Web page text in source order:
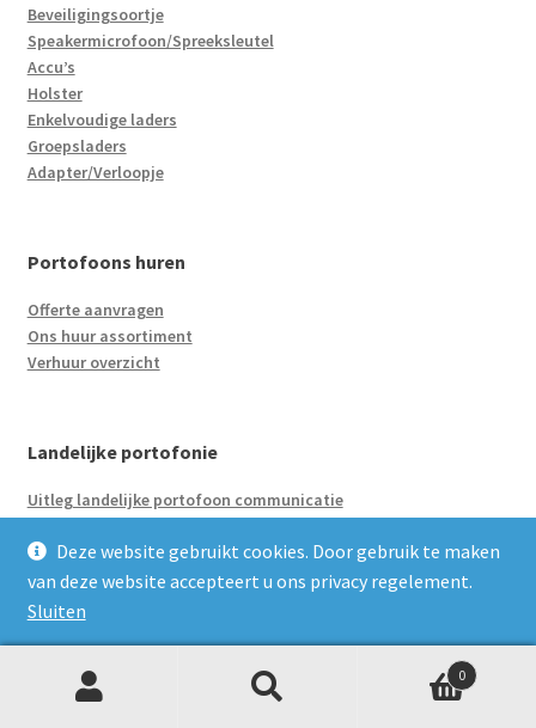
Beveiligingsoortje
Speakermicrofoon/Spreeksleutel
Accu’s
Holster
Enkelvoudige laders
Groepsladers
Adapter/Verloopje
Portofoons huren
Offerte aanvragen
Ons huur assortiment
Verhuur overzicht
Landelijke portofonie
Uitleg landelijke portofoon communicatie
Merken
0
Deze website gebruikt cookies. Door gebruik te maken
van deze website accepteert u ons privacy regelement.
Sluiten